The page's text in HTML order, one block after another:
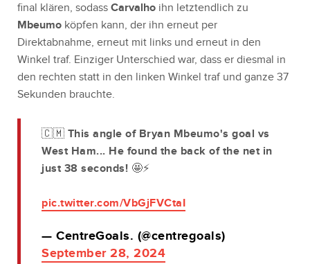
final klären, sodass Carvalho ihn letztendlich zu
Mbeumo köpfen kann, der ihn erneut per
Direktabnahme, erneut mit links und erneut in den
Winkel traf. Einziger Unterschied war, dass er diesmal in
den rechten statt in den linken Winkel traf und ganze 37
Sekunden brauchte.
🇨🇲 This angle of Bryan Mbeumo's goal vs
West Ham... He found the back of the net in
just 38 seconds! 🤩⚡
pic.twitter.com/VbGjFVCtaI
— CentreGoals. (@centregoals)
September 28, 2024